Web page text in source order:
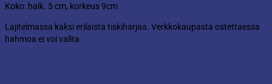
Koko: halk. 5 cm, korkeus 9cm
Lajitelmassa kaksi erilaista tiskiharjaa. Verkkokaupasta ostettaessa
hahmoa ei voi valita